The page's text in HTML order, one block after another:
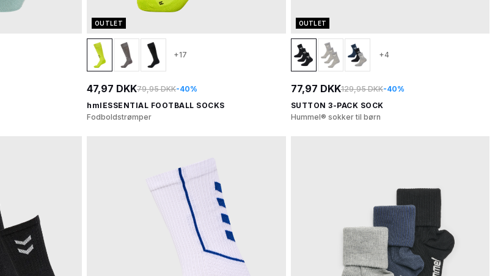
OUTLET
+17
47,97 DKK79,95 DKK-40%
hmlESSENTIAL FOOTBALL SOCKS
Fodboldstrømper
OUTLET
+4
77,97 DKK129,95 DKK-40%
SUTTON 3-PACK SOCK
Hummel® sokker til børn